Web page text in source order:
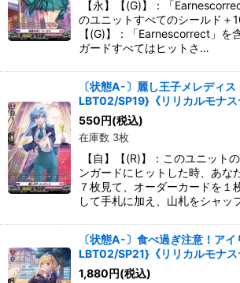
【永】【(G)】：「
のユニットすべてのシールド＋
【(G)】：「Earnescorrect」を
ガードすべてはヒットさ…
〔状態A-〕麗し王子メレディ
LBT02/SP19}《リリカルモナス
550円(税込)
在庫数 3枚
【自】【(R)】：このユニット
ンガードにヒットした時、あな
７枚見て、オーダーカードを１
して手札に加え、山札をシャッ
〔状態A-〕食べ過ぎ注意！ア
LBT02/SP21}《リリカルモナス
1,880円(税込)